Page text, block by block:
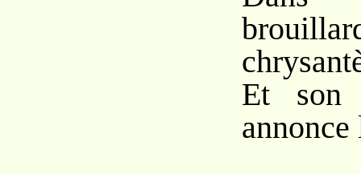
Et son
annonce